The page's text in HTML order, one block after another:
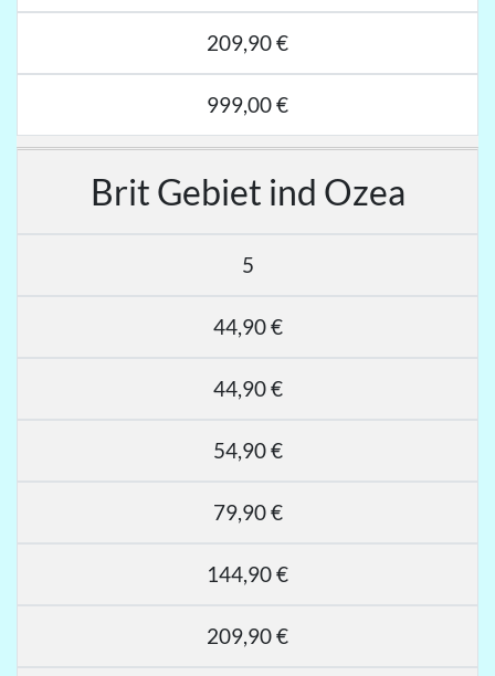
209,90 €
999,00 €
Brit Gebiet ind Ozea
5
44,90 €
44,90 €
54,90 €
79,90 €
144,90 €
209,90 €